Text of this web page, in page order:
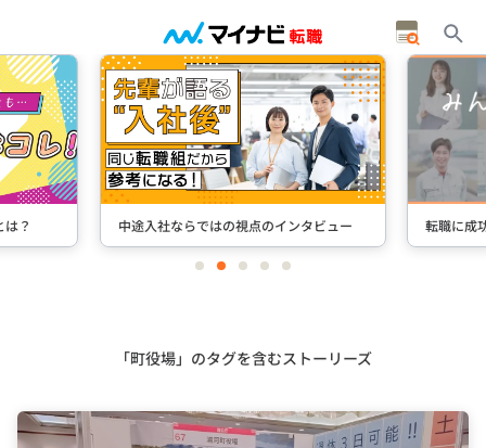
？ 中途入社ならではの視点のインタビュー 転職に成
itemitemitemitemitem
「町役場」のタグを含むストーリーズ